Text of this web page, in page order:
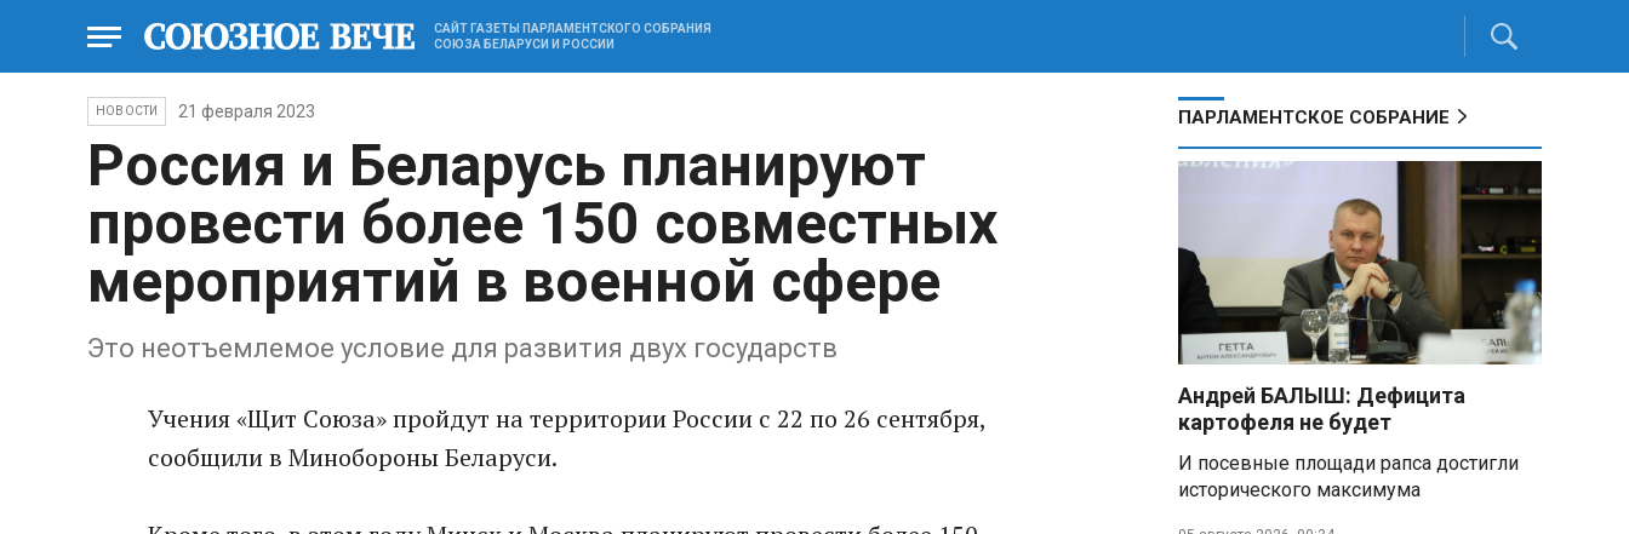
САЙТ ГАЗЕТЫ ПАРЛАМЕНТСКОГО СОБРАНИЯ
СОЮЗА БЕЛАРУСИ И РОССИИ
НОВОСТИ 21 февраля 2023
Россия и Беларусь планируют
провести более 150 совместных
мероприятий в военной сфере
Это неотъемлемое условие для развития двух государств
Учения «Щит Союза» пройдут на территории России с 22 по 26 сентября,
сообщили в Минобороны Беларуси.
ПАРЛАМЕНТСКОЕ СОБРАНИЕ
Андрей БАЛЫШ: Дефицита
картофеля не будет
И посевные площади рапса достигли
исторического максимума